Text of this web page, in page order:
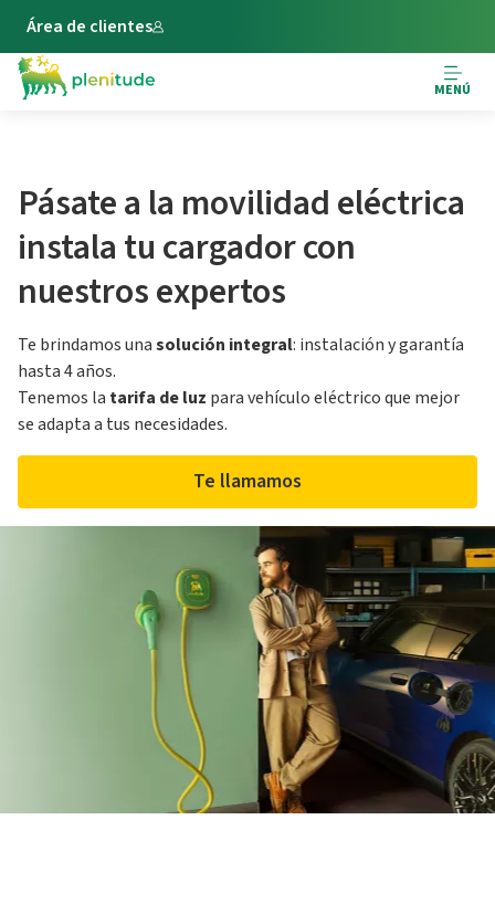
Área de clientes
MENÚ
Pásate a la movilidad eléctrica
instala tu cargador con
nuestros expertos
Te brindamos unasolución integral: instalación y garantía
hasta 4 años.
Tenemos la tarifa de luz para vehículo eléctrico que mejor
se adapta a tus necesidades.
Te llamamos